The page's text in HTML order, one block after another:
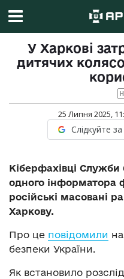
У Харкові
дитячих
25 Липня 2025,
Слідкуйте
Кіберфахівці
одного інформатора
російські масовані
Харкову.
Про це повідомили
безпеки України.
Як встановило